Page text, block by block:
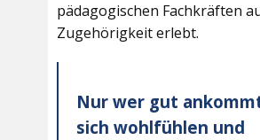
pädagogischen Fachkräften
Zugehörigkeit erlebt.
Nur wer gut
sich wohlfühlen und